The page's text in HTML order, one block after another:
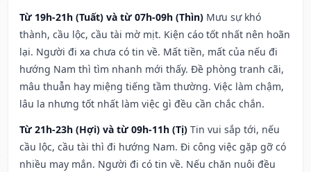
Từ 19h-21h (Tuất) và từ 07h-09h (Thìn) Mưu sự khó
thành, cầu lộc, cầu tài mờ mịt. Kiện cáo tốt nhất nên hoãn
lại. Người đi xa chưa có tin về. Mất tiền, mất của nếu đi
hướng Nam thì tìm nhanh mới thấy. Đề phòng tranh cãi,
mâu thuẫn hay miệng tiếng tầm thường. Việc làm chậm,
lâu la nhưng tốt nhất làm việc gì đều cần chắc chắn.
Từ 21h-23h (Hợi) và từ 09h-11h (Tị) Tin vui sắp tới, nếu
cầu lộc, cầu tài thì đi hướng Nam. Đi công việc gặp gỡ có
nhiều may mắn. Người đi có tin về. Nếu chăn nuôi đều